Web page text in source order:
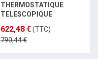
THERMOSTATIQUE
TELESCOPIQUE
622,48 €(TTC)
790,44 €